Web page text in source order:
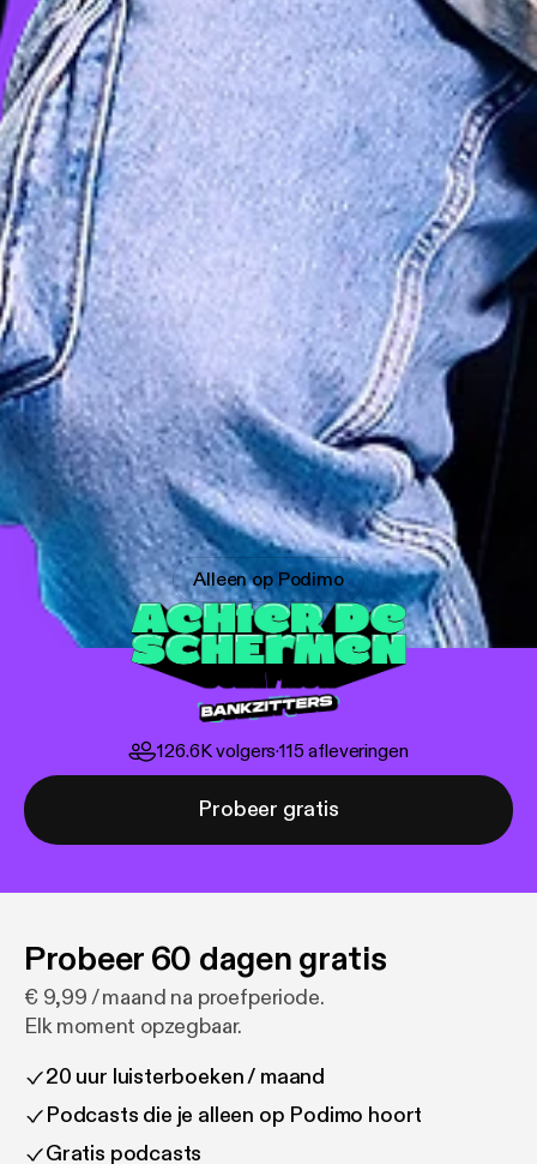
Alleen op PodimoBankzitters:
126.6Kvolgers·115 afleveringen
Probeer gratis
Probeer 60 dagen gratis
€ 9,99 / maand na proefperiode.
Elk moment opzegbaar.
20 uur luisterboeken / maand
Podcasts die je alleen op Podimo hoort
Gratis podcasts